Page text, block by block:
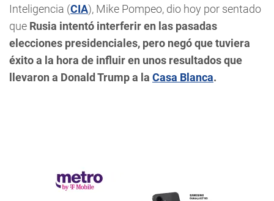
Inteligencia (CIA), Mike Pompeo, dio hoy por sentado
que Rusia intentó interferir en las pasadas
elecciones presidenciales, pero negó que tuviera
éxito a la hora de influir en unos resultados que
llevaron a Donald Trump a la Casa Blanca.